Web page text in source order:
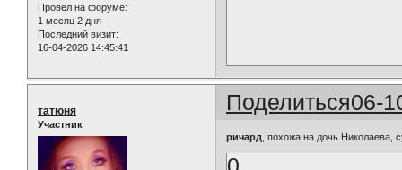
Провел на форуме:
1 месяц 2 дня
Последний визит:
16-04-2026 14:45:41
Поделиться06-
татюня
Участник
ричард , похожа на дочь Николаева,